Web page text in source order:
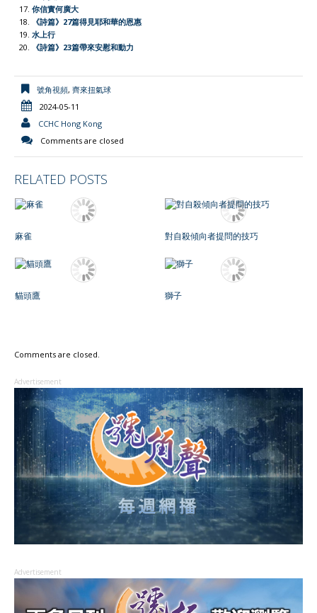
你信實何廣大
《詩篇》27篇得見耶和華的恩惠
水上行
《詩篇》23篇帶來安慰和動力
號角視頻, 齊來扭氣球
2024-05-11
CCHC Hong Kong
Comments are closed
RELATED POSTS
麻雀 對自殺傾向者提問的技巧
貓頭鷹 獅子
Comments are closed.
Advertisement
Advertisement